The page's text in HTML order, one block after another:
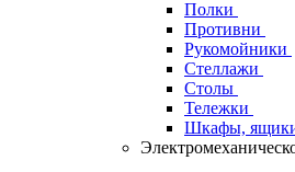
Полки
Противни
Рукомойники
Стеллажи
Столы
Тележки
Шкафы,